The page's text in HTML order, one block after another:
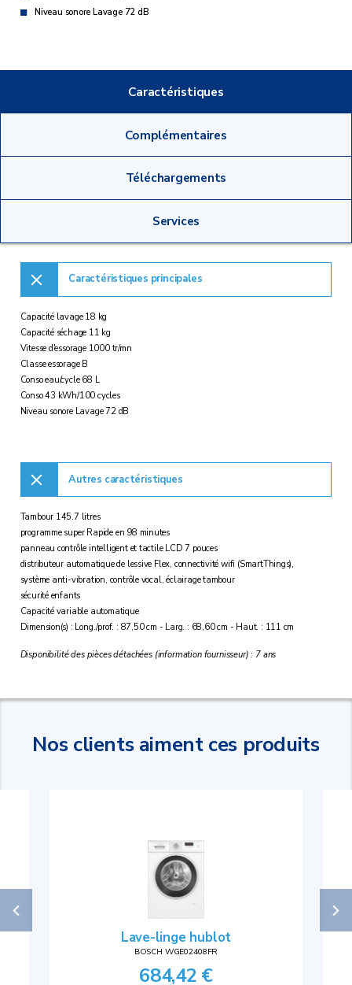
Niveau sonore Lavage 72 dB
Caractéristiques
Complémentaires
Téléchargements
Services
Caractéristiques principales
Capacité lavage 18 kg
Capacité séchage 11 kg
Vitesse d'essorage 1000 tr/mn
Classe essorage B
Conso eau/cycle 68 L
Conso 43 kWh/100 cycles
Niveau sonore Lavage 72 dB
Autres caractéristiques
Tambour 145.7 litres
programme super Rapide en 98 minutes
panneau contrôle intelligent et tactile LCD 7 pouces
distributeur automatique de lessive Flex, connectivité wifi (SmartThings),
système anti-vibration, contrôle vocal, éclairage tambour
sécurité enfants
Capacité variable automatique
Dimension(s) : Long./prof. : 87,50 cm - Larg. : 68,60 cm - Haut. : 111 cm
Disponibilité des pièces détachées (information fournisseur) : 7 ans
Nos clients aiment ces produits
Lave-linge hublot
BOSCH WGE02408FR
684,42 €